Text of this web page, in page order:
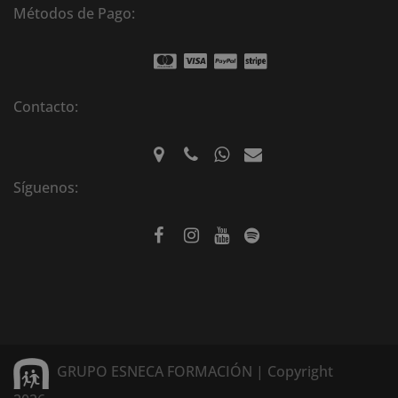
Métodos de Pago:
Contacto:
Síguenos:
GRUPO ESNECA FORMACIÓN | Copyright